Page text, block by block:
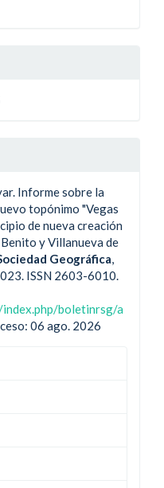
Informe sobre la
topónimo "Vegas
de nueva creación
y Villanueva de
Geográfica
ISSN 2603-6010.
boletinrsg/a
06 ago. 2026